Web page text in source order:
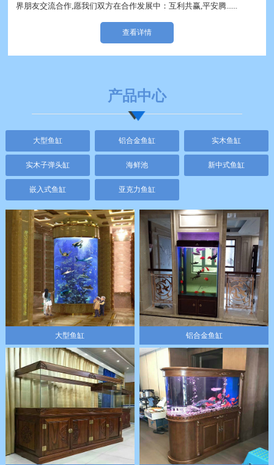
界朋友交流合作,愿我们双方在合作发展中：互利共赢,平安腾......
查看详情
产品中心
大型鱼缸 铝合金鱼缸 实木鱼缸
实木子弹头缸 海鲜池 新中式鱼缸
嵌入式鱼缸 亚克力鱼缸
大型鱼缸 铝合金鱼缸